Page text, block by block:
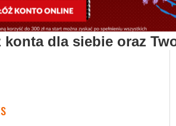
konta dla siebie oraz